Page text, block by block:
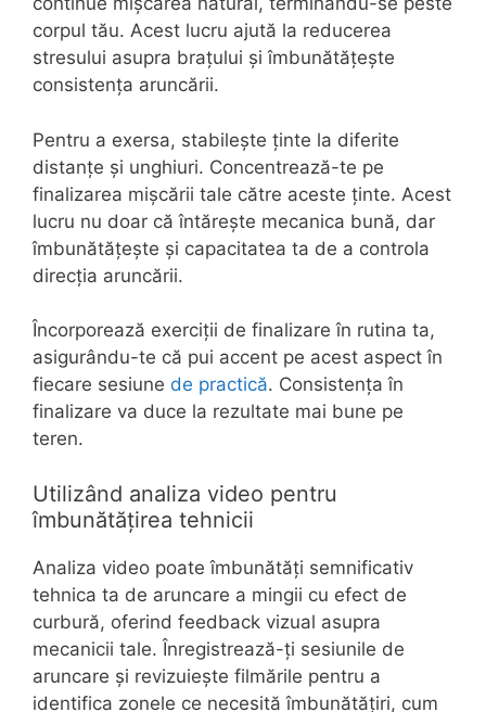
corpul tău. Acest lucru ajută la reducerea
stresului asupra brațului și îmbunătățește
consistența aruncării.
Pentru a exersa, stabilește ținte la diferite
distanțe și unghiuri. Concentrează-te pe
finalizarea mișcării tale către aceste ținte. Acest
lucru nu doar că întărește mecanica bună, dar
îmbunătățește și capacitatea ta de a controla
direcția aruncării.
Încorporează exerciții de finalizare în rutina ta,
asigurându-te că pui accent pe acest aspect în
fiecare sesiune de practică. Consistența în
finalizare va duce la rezultate mai bune pe
teren.
Utilizând analiza video pentru
îmbunătățirea tehnicii
Analiza video poate îmbunătăți semnificativ
tehnica ta de aruncare a mingii cu efect de
curbură, oferind feedback vizual asupra
mecanicii tale. Înregistrează-ți sesiunile de
aruncare și revizuiește filmările pentru a
identifica zonele ce necesită îmbunătățiri, cum